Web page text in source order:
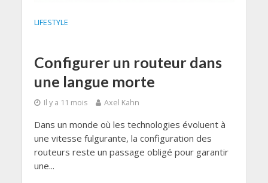
LIFESTYLE
Configurer un routeur dans
une langue morte
Il y a 11 mois Axel Kahn
Dans un monde où les technologies évoluent à
une vitesse fulgurante, la configuration des
routeurs reste un passage obligé pour garantir
une...